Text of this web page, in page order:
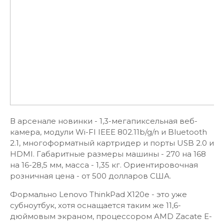
В арсенале новинки - 1,3-мегапиксельная веб-
камера, модули Wi-FI IEEE 802.11b/g/n и Bluetooth
2.1, многоформатный картридер и порты USB 2.0 и
HDMI. Габаритные размеры машины - 270 на 168
на 16-28,5 мм, масса - 1,35 кг. Ориентировочная
розничная цена - от 500 долларов США.
Формально Lenovo ThinkPad X120e - это уже
субноутбук, хотя оснащается таким же 11,6-
дюймовым экраном, процессором AMD Zacate E-